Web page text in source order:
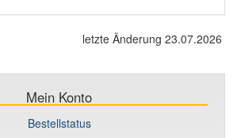
letzte Änderung 23.07.2026
Mein Konto
Bestellstatus